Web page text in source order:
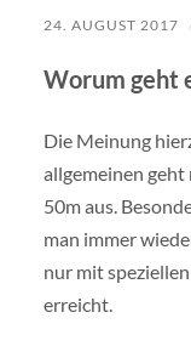
24. AUGUST 2017
Worum geht
Die Meinung
allgemeinen geht
50m aus.
man immer
nur mit
erreicht.